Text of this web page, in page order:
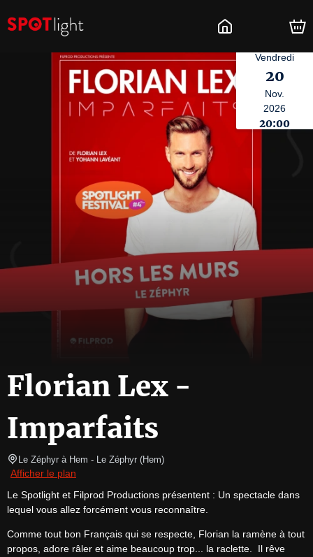
Vendredi
20
Nov.
2026
20:00
Florian Lex -
Imparfaits
Le Zéphyr à Hem - Le Zéphyr (Hem)
Afficher le plan
Le Spotlight et Filprod Productions présentent : Un spectacle dans
lequel vous allez forcément vous reconnaître.
Comme tout bon Français qui se respecte, Florian la ramène à tout
propos, adore râler et aime beaucoup trop... la raclette.  Il rêve